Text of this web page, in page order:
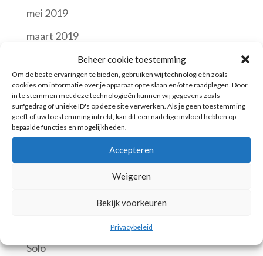
Beheer cookie toestemming
Om de beste ervaringen te bieden, gebruiken wij technologieën zoals
cookies om informatie over je apparaat op te slaan en/of te raadplegen. Door
in te stemmen met deze technologieën kunnen wij gegevens zoals
surfgedrag of unieke ID's op deze site verwerken. Als je geen toestemming
geeft of uw toestemming intrekt, kan dit een nadelige invloed hebben op
bepaalde functies en mogelijkheden.
Accepteren
Weigeren
Bekijk voorkeuren
Privacybeleid
mei 2019
maart 2019
augustus 2018
september 2016
Categories
Business
Levende muziek
Solo